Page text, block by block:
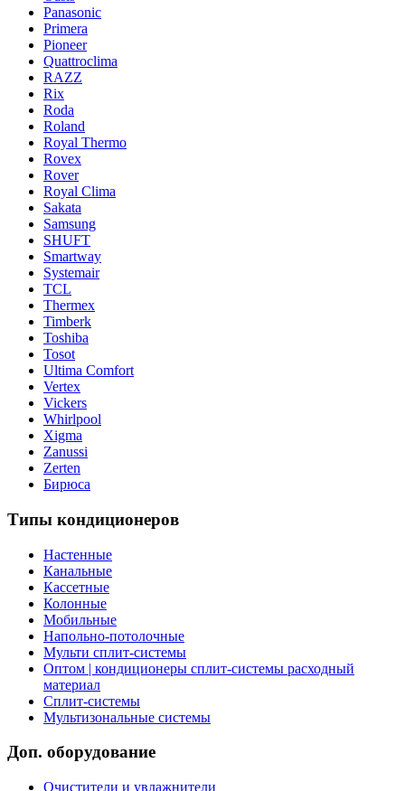
Panasonic
Primera
Pioneer
Quattroclima
RAZZ
Rix
Roda
Roland
Royal Thermo
Rovex
Rover
Royal Clima
Sakata
Samsung
SHUFT
Smartway
Systemair
TCL
Thermex
Timberk
Toshiba
Tosot
Ultima Comfort
Vertex
Vickers
Whirlpool
Xigma
Zanussi
Zerten
Бирюса
Типы кондиционеров
Настенные
Канальные
Кассетные
Колонные
Мобильные
Напольно-потолочные
Мульти сплит-системы
Оптом | кондиционеры сплит-системы расходный
материал
Сплит-системы
Мультизональные системы
Доп. оборудование
Очистители и увлажнители